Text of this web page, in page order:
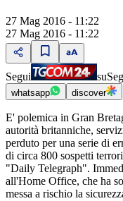
27 Mag 2016 - 11:22
27 Mag 2016 - 11:22
Segui su
whatsapp discover
E' polemica in Gran
autorità britanniche,
perduto per una serie di
di circa 800 sospetti
"Daily Telegraph".
all'Home Office, che ha
messa a rischio la